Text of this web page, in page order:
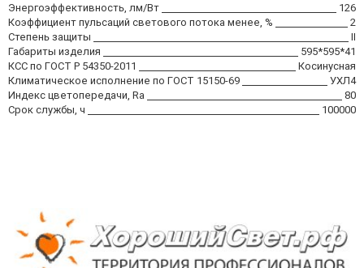
Энергоэффективность, лм/Вт
126
Коэффициент пульсаций светового потока менее, %
2
Степень защиты
II
Габариты изделия
595*595*41
КСС по ГОСТ Р 54350-2011
Косинусная
Климатическое исполнение по ГОСТ 15150-69
УХЛ4
Индекс цветопередачи, Ra
80
Срок службы, ч
100000